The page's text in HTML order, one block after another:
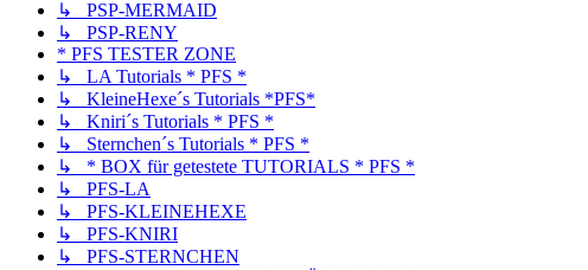
↳ PSP-MERMAID
↳ PSP-RENY
* PFS TESTER ZONE
↳ LA Tutorials * PFS *
↳ KleineHexe´s Tutorials *PFS*
↳ Kniri´s Tutorials * PFS *
↳ Sternchen´s Tutorials * PFS *
↳ * BOX für getestete TUTORIALS * PFS *
↳ PFS-LA
↳ PFS-KLEINEHEXE
↳ PFS-KNIRI
↳ PFS-STERNCHEN